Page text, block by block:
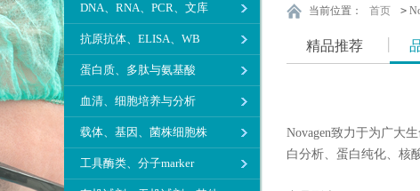
DNA、RNA、PCR、文库
抗原抗体、ELISA、WB
蛋白质、多肽与氨基酸
血清、细胞培养与分析
载体、基因、菌株细胞株
工具酶类、分子marker
当前位置： 首页 >
精品推荐
Novagen致力于为广大
白分析、蛋白纯化、核